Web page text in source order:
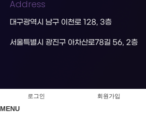
Address
대구광역시 남구 이천로 128, 3층
서울특별시 광진구 아차산로78길 56, 2층
로그인 회원가입
MENU